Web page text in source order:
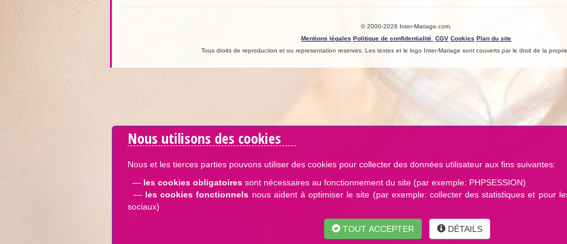
© 2000-2026 Inter-Mariage.com.
Mentions légales Politique de confidentialité CGV Cookies Plan du site
Tous droits de reproduction et ou representation reserves. Les textes et le logo Inter-Mariage sont couverts par le droit de la
Nous utilisons des cookies
Nous et les tierces parties pouvons utiliser des cookies pour collecter des données utilisateur aux fins suivantes:
— les cookies obligatoiressont nécessaires au fonctionnement du site (par exemple: PHPSESSION)
— les cookies fonctionnels nous aident à optimiser le site (par exemple: collecter des statistiques et pour
sociaux)
TOUT ACCEPTER DÉTAILS